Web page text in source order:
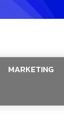
MARKETING